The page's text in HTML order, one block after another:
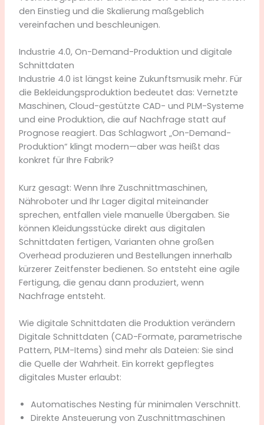
den Einstieg und die Skalierung maßgeblich
vereinfachen und beschleunigen.
Industrie 4.0, On-Demand-Produktion und digitale
Schnittdaten
Industrie 4.0 ist längst keine Zukunftsmusik mehr. Für
die Bekleidungsproduktion bedeutet das: Vernetzte
Maschinen, Cloud-gestützte CAD- und PLM-Systeme
und eine Produktion, die auf Nachfrage statt auf
Prognose reagiert. Das Schlagwort „On-Demand-
Produktion“ klingt modern—aber was heißt das
konkret für Ihre Fabrik?
Kurz gesagt: Wenn Ihre Zuschnittmaschinen,
Nähroboter und Ihr Lager digital miteinander
sprechen, entfallen viele manuelle Übergaben. Sie
können Kleidungsstücke direkt aus digitalen
Schnittdaten fertigen, Varianten ohne großen
Overhead produzieren und Bestellungen innerhalb
kürzerer Zeitfenster bedienen. So entsteht eine agile
Fertigung, die genau dann produziert, wenn
Nachfrage entsteht.
Wie digitale Schnittdaten die Produktion verändern
Digitale Schnittdaten (CAD-Formate, parametrische
Pattern, PLM-Items) sind mehr als Dateien: Sie sind
die Quelle der Wahrheit. Ein korrekt gepflegtes
digitales Muster erlaubt:
Automatisches Nesting für minimalen Verschnitt.
Direkte Ansteuerung von Zuschnittmaschinen